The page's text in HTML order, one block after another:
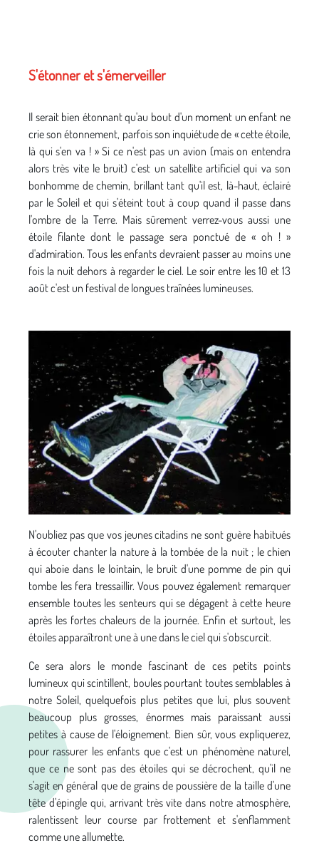
S'étonner et s'émerveiller
Il serait bien étonnant qu'au bout d'un moment un enfant ne
crie son étonnement, parfois son inquiétude de « cette étoile,
là qui s'en va ! » Si ce n'est pas un avion (mais on entendra
alors très vite le bruit) c'est un satellite artificiel qui va son
bonhomme de chemin, brillant tant qu'il est, là-haut, éclairé
par le Soleil et qui s'éteint tout à coup quand il passe dans
l'ombre de la Terre. Mais sûrement verrez-vous aussi une
étoile filante dont le passage sera ponctué de « oh ! »
d'admiration. Tous les enfants devraient passer au moins une
fois la nuit dehors à regarder le ciel. Le soir entre les 10 et 13
août c'est un festival de longues traînées lumineuses.
N'oubliez pas que vos jeunes citadins ne sont guère habitués
à écouter chanter la nature à la tombée de la nuit ; le chien
qui aboie dans le lointain, le bruit d'une pomme de pin qui
tombe les fera tressaillir. Vous pouvez également remarquer
ensemble toutes les senteurs qui se dégagent à cette heure
après les fortes chaleurs de la journée. Enfin et surtout, les
étoiles apparaîtront une à une dans le ciel qui s'obscurcit.
Ce sera alors le monde fascinant de ces petits points
lumineux qui scintillent, boules pourtant toutes semblables à
notre Soleil, quelquefois plus petites que lui, plus souvent
beaucoup plus grosses, énormes mais paraissant aussi
petites à cause de l'éloignement. Bien sûr, vous expliquerez,
pour rassurer les enfants que c'est un phénomène naturel,
que ce ne sont pas des étoiles qui se décrochent, qu'il ne
s'agit en général que de grains de poussière de la taille d'une
tête d'épingle qui, arrivant très vite dans notre atmosphère,
ralentissent leur course par frottement et s'enflamment
comme une allumette.